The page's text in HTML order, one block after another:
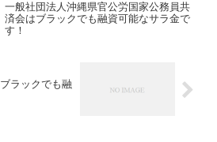
一般社団法人沖縄県官公労国家公務員共
済会はブラックでも融資可能なサラ金で
す！
ラックでも融